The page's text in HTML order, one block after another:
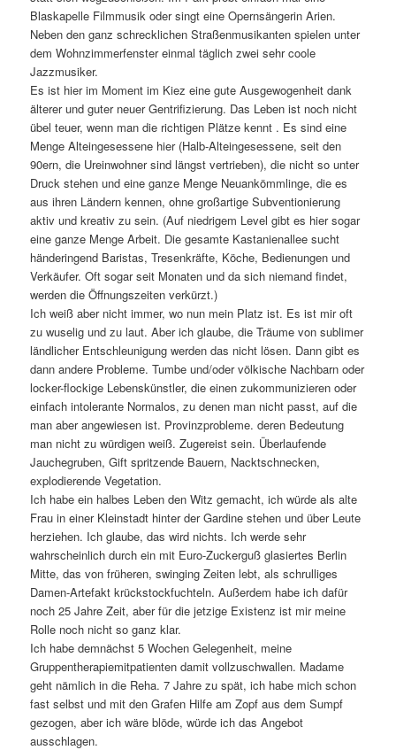
Blaskapelle Filmmusik oder singt eine Opernsängerin Arien.
Neben den ganz schrecklichen Straßenmusikanten spielen unter
dem Wohnzimmerfenster einmal täglich zwei sehr coole
Jazzmusiker.
Es ist hier im Moment im Kiez eine gute Ausgewogenheit dank
älterer und guter neuer Gentrifizierung. Das Leben ist noch nicht
übel teuer, wenn man die richtigen Plätze kennt . Es sind eine
Menge Alteingesessene hier (Halb-Alteingesessene, seit den
90ern, die Ureinwohner sind längst vertrieben), die nicht so unter
Druck stehen und eine ganze Menge Neuankömmlinge, die es
aus ihren Ländern kennen, ohne großartige Subventionierung
aktiv und kreativ zu sein. (Auf niedrigem Level gibt es hier sogar
eine ganze Menge Arbeit. Die gesamte Kastanienallee sucht
händeringend Baristas, Tresenkräfte, Köche, Bedienungen und
Verkäufer. Oft sogar seit Monaten und da sich niemand findet,
werden die Öffnungszeiten verkürzt.)
Ich weiß aber nicht immer, wo nun mein Platz ist. Es ist mir oft
zu wuselig und zu laut. Aber ich glaube, die Träume von sublimer
ländlicher Entschleunigung werden das nicht lösen. Dann gibt es
dann andere Probleme. Tumbe und/oder völkische Nachbarn oder
locker-flockige Lebenskünstler, die einen zukommunizieren oder
einfach intolerante Normalos, zu denen man nicht passt, auf die
man aber angewiesen ist. Provinzprobleme. deren Bedeutung
man nicht zu würdigen weiß. Zugereist sein. Überlaufende
Jauchegruben, Gift spritzende Bauern, Nacktschnecken,
explodierende Vegetation.
Ich habe ein halbes Leben den Witz gemacht, ich würde als alte
Frau in einer Kleinstadt hinter der Gardine stehen und über Leute
herziehen. Ich glaube, das wird nichts. Ich werde sehr
wahrscheinlich durch ein mit Euro-Zuckerguß glasiertes Berlin
Mitte, das von früheren, swinging Zeiten lebt, als schrulliges
Damen-Artefakt krückstockfuchteln. Außerdem habe ich dafür
noch 25 Jahre Zeit, aber für die jetzige Existenz ist mir meine
Rolle noch nicht so ganz klar.
Ich habe demnächst 5 Wochen Gelegenheit, meine
Gruppentherapiemitpatienten damit vollzuschwallen. Madame
geht nämlich in die Reha. 7 Jahre zu spät, ich habe mich schon
fast selbst und mit den Grafen Hilfe am Zopf aus dem Sumpf
gezogen, aber ich wäre blöde, würde ich das Angebot
ausschlagen.